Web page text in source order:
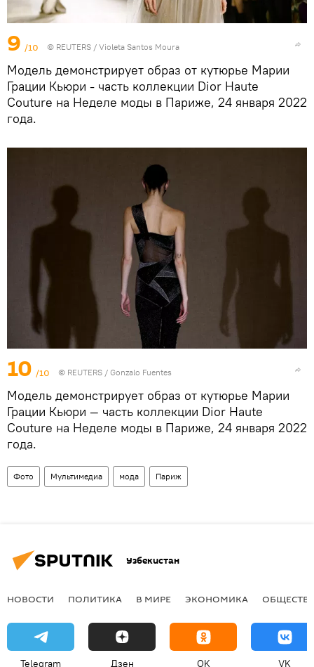
9 /10 © REUTERS / Violeta Santos Moura
Модель демонстрирует образ от кутюрье Марии
Грации Кьюри - часть коллекции Dior Haute
Couture на Неделе моды в Париже, 24 января 2022
года.
10 /10 © REUTERS / Gonzalo Fuentes
Модель демонстрирует образ от кутюрье Марии
Грации Кьюри — часть коллекции Dior Haute
Couture на Неделе моды в Париже, 24 января 2022
года.
Фото Мультимедиа мода Париж
Узбекистан
НОВОСТИ ПОЛИТИКА В МИРЕ ЭКОНОМИКА
Telegram Дзен OK VK